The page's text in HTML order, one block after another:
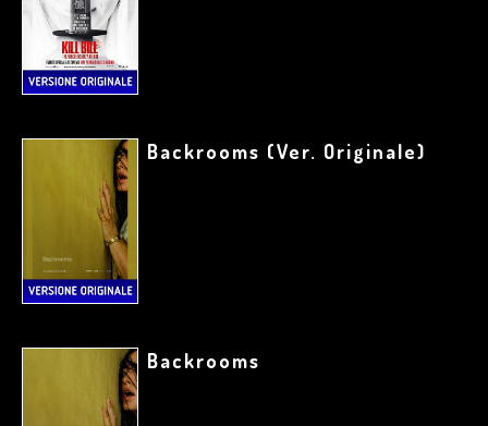
Backrooms (Ver. Originale)
Backrooms